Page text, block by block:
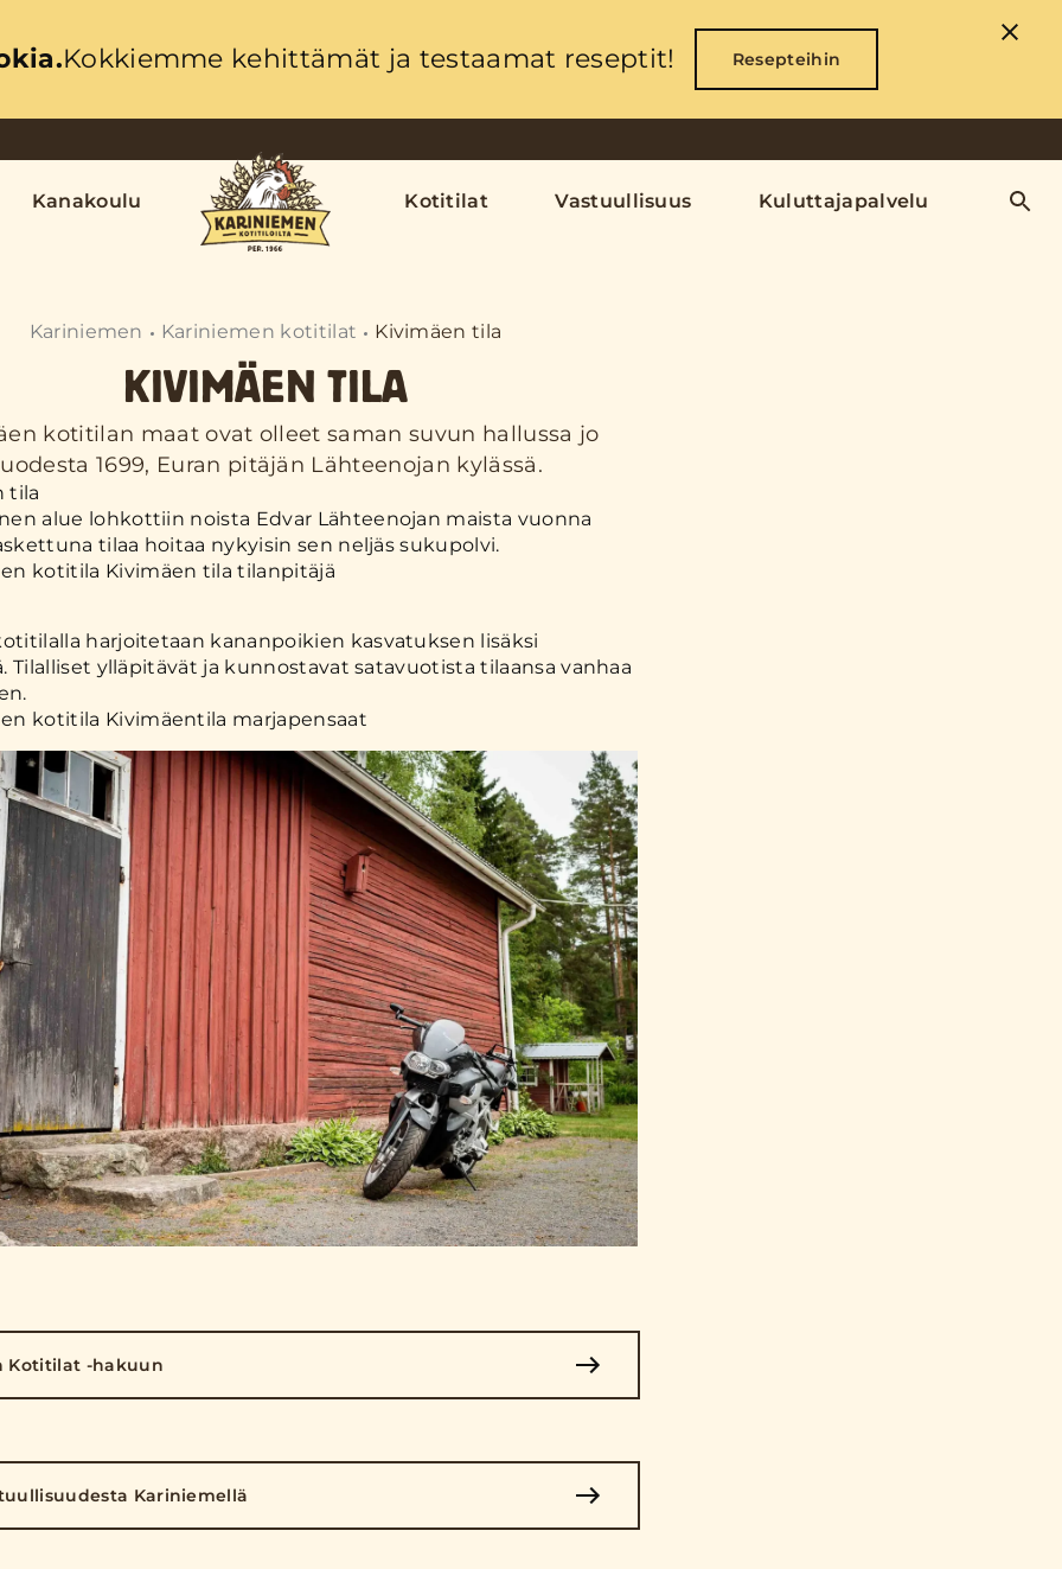
Kokkiemme kehittämät ja testaamat reseptit! Resepteihin
Kanakoulu Kotitilat Vastuullisuus Kuluttajapalvelu
Kariniemen Kariniemen kotitilat Kivimäen tila
KIVIMÄEN TILA
kotitilan maat ovat olleet saman suvun hallussa jo
1699, Euran pitäjän Lähteenojan kylässä.
alue lohkottiin noista Edvar Lähteenojan maista vuonna
tilaa hoitaa nykyisin sen neljäs sukupolvi.
harjoitetaan kananpoikien kasvatuksen lisäksi
Tilalliset ylläpitävät ja kunnostavat satavuotista tilaansa vanhaa
Kotitilat -hakuun
Kariniemellä